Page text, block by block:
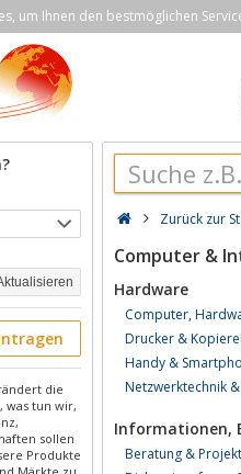
um Ihnen den bestmöglichen
die
was tun wir,
sollen
Produkte
Zurück zur
Computer &
Hardware
Computer,
Drucker &
Handy &
Netzwerktechnik
Informationen,
Beratung &